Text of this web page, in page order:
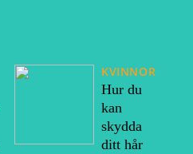
KVINNOR
Hur du
kan
skydda
ditt hår